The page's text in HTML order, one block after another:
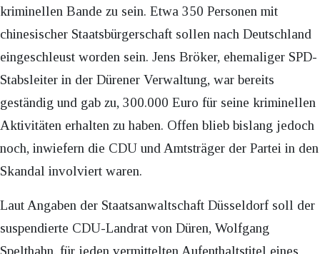
kriminellen Bande zu sein. Etwa 350 Personen mit
chinesischer Staatsbürgerschaft sollen nach Deutschland
eingeschleust worden sein. Jens Bröker, ehemaliger SPD-
Stabsleiter in der Dürener Verwaltung, war bereits
geständig und gab zu, 300.000 Euro für seine kriminellen
Aktivitäten erhalten zu haben. Offen blieb bislang jedoch
noch, inwiefern die CDU und Amtsträger der Partei in den
Skandal involviert waren.
Laut Angaben der Staatsanwaltschaft Düsseldorf soll der
suspendierte CDU-Landrat von Düren, Wolfgang
Spelthahn, für jeden vermittelten Aufenthaltstitel eines